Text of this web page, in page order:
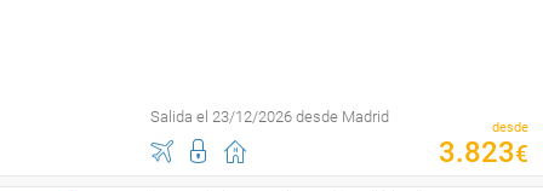
Salida el 23/12/2026 desde Madrid
desde
3.823€